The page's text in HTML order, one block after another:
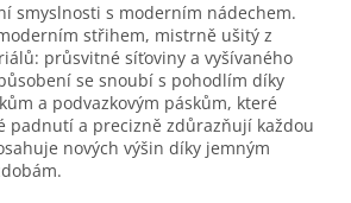
smyslnosti s moderním nádechem.
střihem, mistrně ušitý z
průsvitné síťoviny a vyšívaného
se snoubí s pohodlím díky
a podvazkovým páskům, které
padnutí a precizně zdůrazňují každou
nových výšin díky jemným